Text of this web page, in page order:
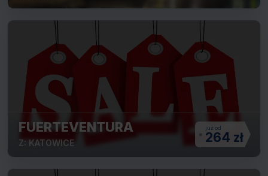
FUERTEVENTURA
Z: KATOWICE 264 zł